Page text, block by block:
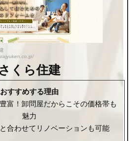
さくら住建
おすすめする理由
富！卸問屋だからこその価格帯も
魅力
合わせてリノベーションも可能